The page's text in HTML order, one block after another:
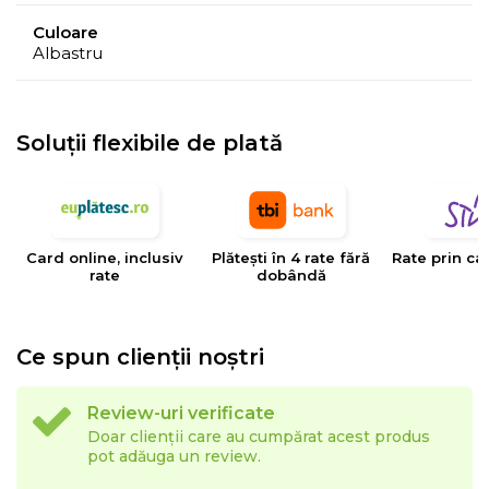
meteorologice, cum ar fi umiditatea, temperatura, etc.
- Culorile prezentate pot avea unele variatii in
tesaturilor decorative, tapiteriilor si huselor pentru
mobilier. Creativitatea, designul, inovatia si calitatea
sunt valorile care determina stilul si traiectoria Eysa inca
Culoare
Albastru
Soluții flexibile de plată
Card online, inclusiv
rate
Plătești în 4 rate fără
dobândă
Rate prin
Ce spun clienții noștri
Review-uri verificate
Doar clienții care au cumpărat acest produs
pot adăuga un review.